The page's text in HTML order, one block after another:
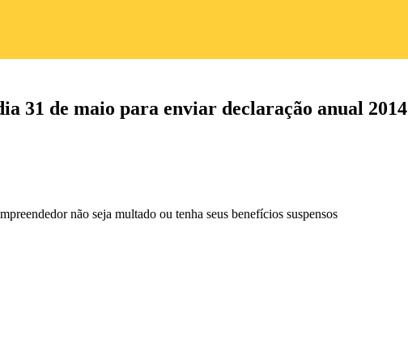
31 de maio para enviar declaração anual 2014
não seja multado ou tenha seus benefícios suspensos